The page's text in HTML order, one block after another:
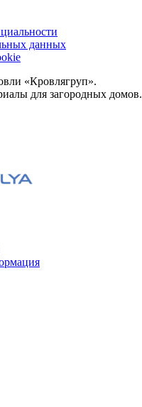
данных
«Кровлягруп».
для загородных домов.